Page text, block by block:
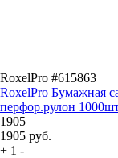
RoxelPro #615863
RoxelPro Бумажная
перфор.рулон
1905
1905 руб.
+ 1 -